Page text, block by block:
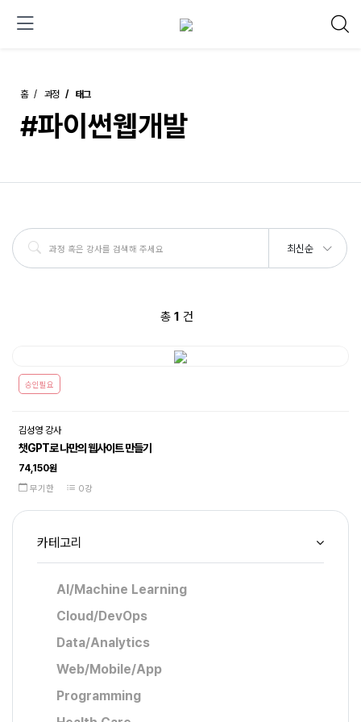
홈 과정 태그
#파이썬웹개발
최신순
총 1 건
승인필요
김성영 강사
챗GPT로 나만의 웹사이트 만들기
74,150원
무기한 0강
카테고리
AI/Machine Learning
Cloud/DevOps
Data/Analytics
Web/Mobile/App
Programming